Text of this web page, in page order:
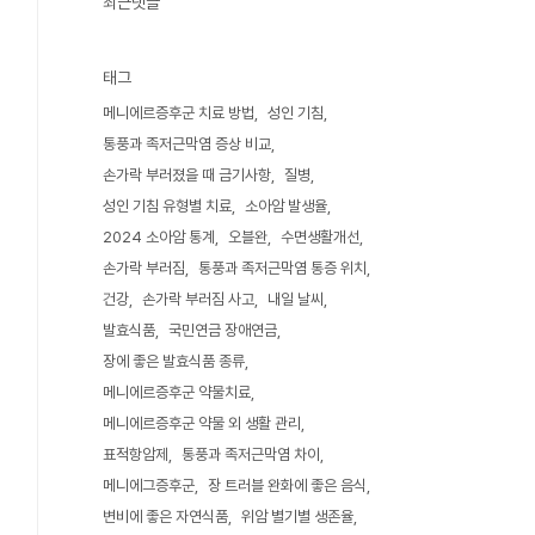
태그
메니에르증후군 치료 방법
성인 기침
통풍과 족저근막염 증상 비교
손가락 부러졌을 때 금기사항
질병
성인 기침 유형별 치료
소아암 발생율
2024 소아암 통계
오블완
수면생활개선
손가락 부러짐
통풍과 족저근막염 통증 위치
건강
손가락 부러짐 사고
내일 날씨
발효식품
국민연금 장애연금
장에 좋은 발효식품 종류
메니에르증후군 약물치료
메니에르증후군 약물 외 생활 관리
표적항암제
통풍과 족저근막염 차이
메니에그증후군
장 트러블 완화에 좋은 음식
변비에 좋은 자연식품
위암 별기별 생존율